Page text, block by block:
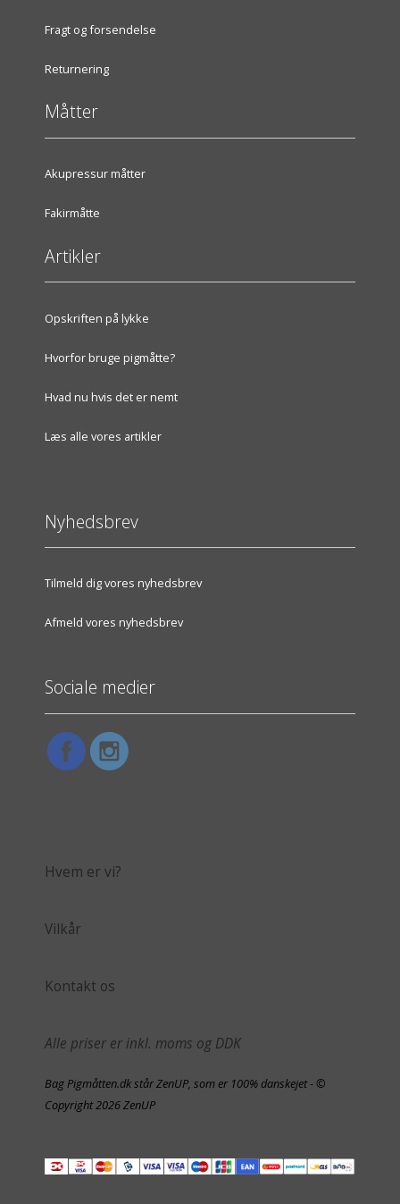
Fragt og forsendelse
Returnering
Måtter
Akupressur måtter
Fakirmåtte
Artikler
Opskriften på lykke
Hvorfor bruge pigmåtte?
Hvad nu hvis det er nemt
Læs alle vores artikler
Nyhedsbrev
Tilmeld dig vores nyhedsbrev
Afmeld vores nyhedsbrev
Sociale medier
Hvem er vi?
Vilkår
Kontakt os
Alle priser er inkl. moms og DDK
Bag Pigmåtten.dk står ZenUP, som er 100% danskejet - ©
Copyright 2026 ZenUP